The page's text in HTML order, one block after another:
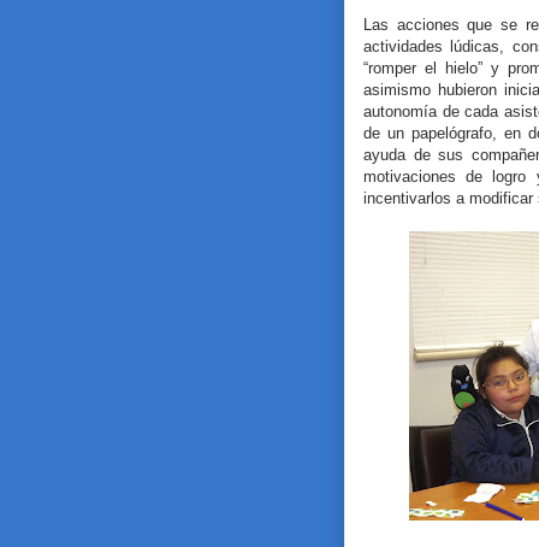
Las acciones que se
actividades lúdicas,
“romper el hielo” y
asimismo hubieron
autonomía de cada
de un papelógrafo, en
ayuda de sus
motivaciones de
incentivarlos a